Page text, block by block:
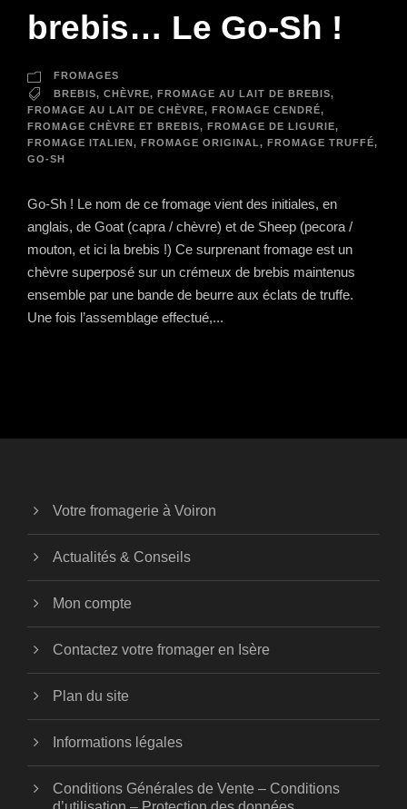
brebis… Le Go-Sh !
FROMAGES
BREBIS, CHÈVRE, FROMAGE AU LAIT DE BREBIS,
FROMAGE AU LAIT DE CHÈVRE, FROMAGE CENDRÉ,
FROMAGE CHÈVRE ET BREBIS, FROMAGE DE LIGURIE,
FROMAGE ITALIEN , FROMAGE ORIGINAL, FROMAGE TRUFFÉ,
GO-SH
Go-Sh ! Le nom de ce fromage vient des initiales, en
anglais, de Goat (capra / chèvre) et de Sheep (pecora /
mouton, et ici la brebis !) Ce surprenant fromage est un
chèvre superposé sur un crémeux de brebis maintenus
ensemble par une bande de beurre aux éclats de truffe.
Une fois l’assemblage effectué,...
Votre fromagerie à Voiron
Actualités & Conseils
Mon compte
Contactez votre fromager en Isère
Plan du site
Informations légales
Conditions Générales de Vente – Conditions